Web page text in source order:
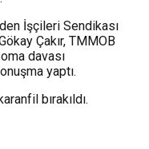
İşçileri Sendikası
Çakır, TMMOB
davası
yaptı.
bırakıldı.